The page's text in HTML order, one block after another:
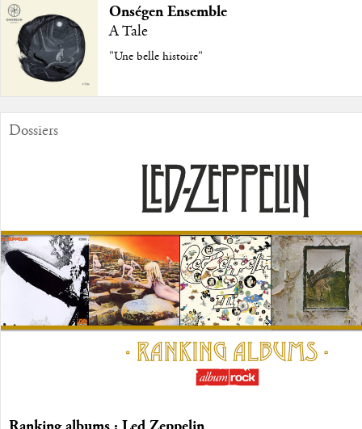
Onségen Ensemble
A Tale
"Une belle histoire"
Dossiers